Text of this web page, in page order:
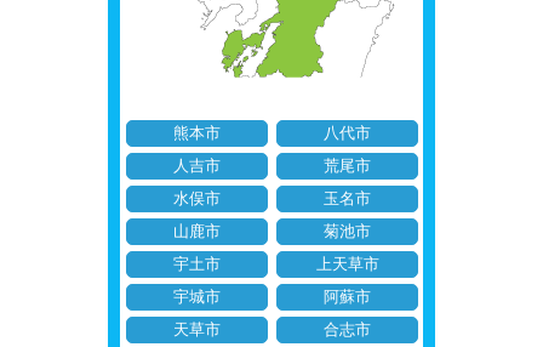
熊本市
八代市
人吉市
荒尾市
水俣市
玉名市
山鹿市
菊池市
宇土市
上天草市
宇城市
阿蘇市
天草市
合志市